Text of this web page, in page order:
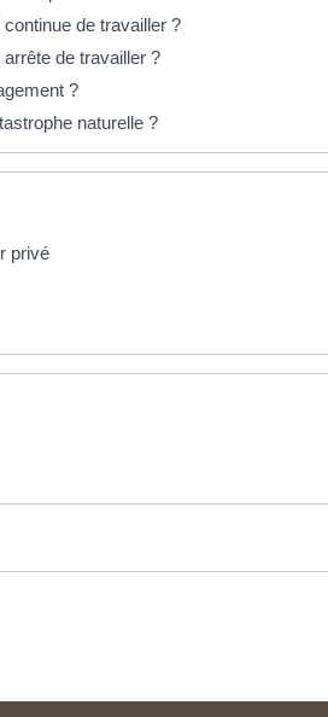
de travailler ?
de travailler ?
?
naturelle ?
privé